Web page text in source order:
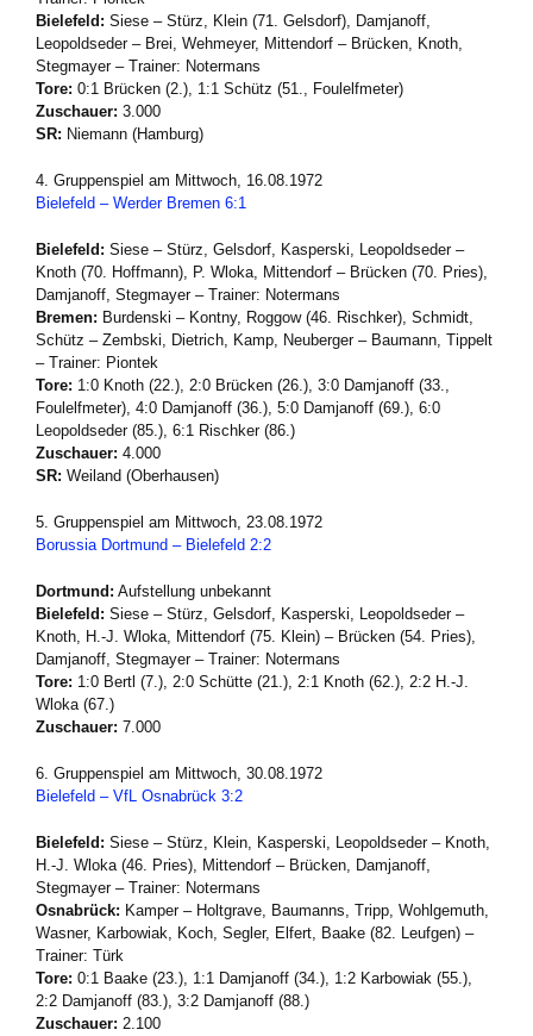
Bielefeld: Siese – Stürz, Klein (71. Gelsdorf), Damjanoff,
Leopoldseder – Brei, Wehmeyer, Mittendorf – Brücken, Knoth,
Stegmayer – Trainer: Notermans
Tore: 0:1 Brücken (2.), 1:1 Schütz (51., Foulelfmeter)
Zuschauer: 3.000
SR: Niemann (Hamburg)
4. Gruppenspiel am Mittwoch, 16.08.1972
Bielefeld – Werder Bremen 6:1
Bielefeld: Siese – Stürz, Gelsdorf, Kasperski, Leopoldseder –
Knoth (70. Hoffmann), P. Wloka, Mittendorf – Brücken (70. Pries),
Damjanoff, Stegmayer – Trainer: Notermans
Bremen: Burdenski – Kontny, Roggow (46. Rischker), Schmidt,
Schütz – Zembski, Dietrich, Kamp, Neuberger – Baumann, Tippelt
– Trainer: Piontek
Tore: 1:0 Knoth (22.), 2:0 Brücken (26.), 3:0 Damjanoff (33.,
Foulelfmeter), 4:0 Damjanoff (36.), 5:0 Damjanoff (69.), 6:0
Leopoldseder (85.), 6:1 Rischker (86.)
Zuschauer: 4.000
SR: Weiland (Oberhausen)
5. Gruppenspiel am Mittwoch, 23.08.1972
Borussia Dortmund – Bielefeld 2:2
Dortmund: Aufstellung unbekannt
Bielefeld: Siese – Stürz, Gelsdorf, Kasperski, Leopoldseder –
Knoth, H.-J. Wloka, Mittendorf (75. Klein) – Brücken (54. Pries),
Damjanoff, Stegmayer – Trainer: Notermans
Tore: 1:0 Bertl (7.), 2:0 Schütte (21.), 2:1 Knoth (62.), 2:2 H.-J.
Wloka (67.)
Zuschauer: 7.000
6. Gruppenspiel am Mittwoch, 30.08.1972
Bielefeld – VfL Osnabrück 3:2
Bielefeld: Siese – Stürz, Klein, Kasperski, Leopoldseder – Knoth,
H.-J. Wloka (46. Pries), Mittendorf – Brücken, Damjanoff,
Stegmayer – Trainer: Notermans
Osnabrück: Kamper – Holtgrave, Baumanns, Tripp, Wohlgemuth,
Wasner, Karbowiak, Koch, Segler, Elfert, Baake (82. Leufgen) –
Trainer: Türk
Tore: 0:1 Baake (23.), 1:1 Damjanoff (34.), 1:2 Karbowiak (55.),
2:2 Damjanoff (83.), 3:2 Damjanoff (88.)
Zuschauer: 2.100